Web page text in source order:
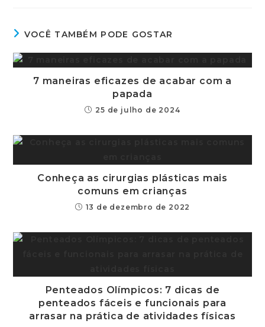
VOCÊ TAMBÉM PODE GOSTAR
7 maneiras eficazes de acabar com a
papada
25 de julho de 2024
Conheça as cirurgias plásticas mais
comuns em crianças
13 de dezembro de 2022
Penteados Olímpicos: 7 dicas de
penteados fáceis e funcionais para
arrasar na prática de atividades físicas